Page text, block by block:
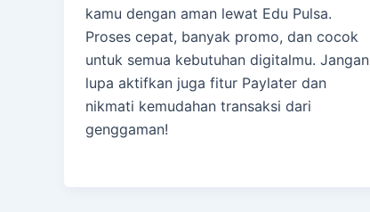
kamu dengan aman lewat Edu Pulsa.
Proses cepat, banyak promo, dan cocok
untuk semua kebutuhan digitalmu. Jangan
lupa aktifkan juga fitur Paylater dan
nikmati kemudahan transaksi dari
genggaman!